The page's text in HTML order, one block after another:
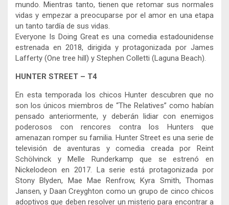
mundo. Mientras tanto, tienen que retomar sus normales
vidas y empezar a preocuparse por el amor en una etapa
un tanto tardía de sus vidas.
Everyone Is Doing Great es una comedia estadounidense
estrenada en 2018, dirigida y protagonizada por James
Lafferty (One tree hill) y Stephen Colletti (Laguna Beach).
HUNTER STREET – T4
En esta temporada los chicos Hunter descubren que no
son los únicos miembros de “The Relatives” como habían
pensado anteriormente, y deberán lidiar con enemigos
poderosos con rencores contra los Hunters que
amenazan romper su familia. Hunter Street es una serie de
televisión de aventuras y comedia creada por Reint
Schölvinck y Melle Runderkamp que se estrenó en
Nickelodeon en 2017. La serie está protagonizada por
Stony Blyden, Mae Mae Renfrow, Kyra Smith, Thomas
Jansen, y Daan Creyghton como un grupo de cinco chicos
adoptivos que deben resolver un misterio para encontrar a